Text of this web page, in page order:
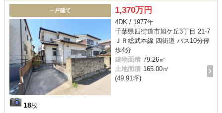
一戸建て
18枚
1,370万円
4DK / 1977年
千葉県四街道市旭ケ丘3丁目 21-7
ＪＲ総武本線 四街道 バス10分停
歩4分
建物面積 79.26㎡
土地面積 165.00㎡
(49.91坪)